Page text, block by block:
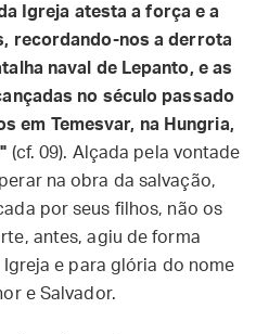
Igreja atesta a força e a
recordando-nos a derrota
naval de Lepanto, e as
no século passado
em Temesvar, na Hungria,
(cf. 09). Alçada pela vontade
na obra da salvação,
por seus filhos, não os
antes, agiu de forma
e para glória do nome
e Salvador.